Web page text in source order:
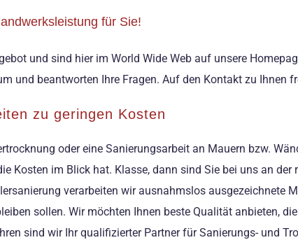
für Sie!
und sind hier im World Wide Web auf unsere
und beantworten Ihre Fragen. Auf den Kontakt zu Ihnen
zu geringen Kosten
oder eine Sanierungsarbeit an Mauern bzw.
Kosten im Blick hat. Klasse, dann sind Sie bei uns an
verarbeiten wir ausnahmslos ausgezeichnete
sollen. Wir möchten Ihnen beste Qualität anbieten,
sind wir Ihr qualifizierter Partner für Sanierungs- und